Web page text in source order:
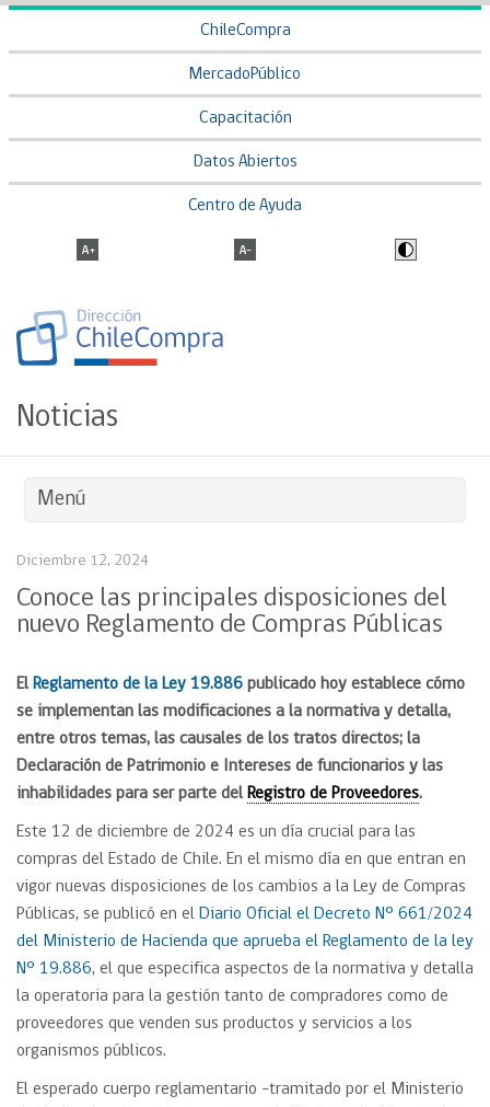
ChileCompra
MercadoPúblico
Capacitación
Datos Abiertos
Centro de Ayuda
Noticias
Menú
Diciembre 12, 2024
Conoce las principales disposiciones del
nuevo Reglamento de Compras Públicas
El Reglamento de la Ley 19.886 publicado hoy establece cómo
se implementan las modificaciones a la normativa y detalla,
entre otros temas, las causales de los tratos directos; la
Declaración de Patrimonio e Intereses de funcionarios y las
inhabilidades para ser parte del Registro de Proveedores.
Este 12 de diciembre de 2024 es un día crucial para las
compras del Estado de Chile. En el mismo día en que entran en
vigor nuevas disposiciones de los cambios a la Ley de Compras
Públicas, se publicó en el Diario Oficial el Decreto N° 661/2024
del Ministerio de Hacienda que aprueba el Reglamento de la ley
N° 19.886, el que especifica aspectos de la normativa y detalla
la operatoria para la gestión tanto de compradores como de
proveedores que venden sus productos y servicios a los
organismos públicos.
El esperado cuerpo reglamentario -tramitado por el Ministerio